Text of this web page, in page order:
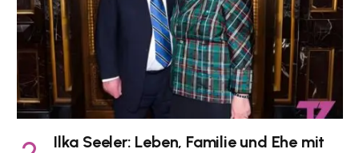
Ilka Seeler: Leben, Familie und Ehe mit